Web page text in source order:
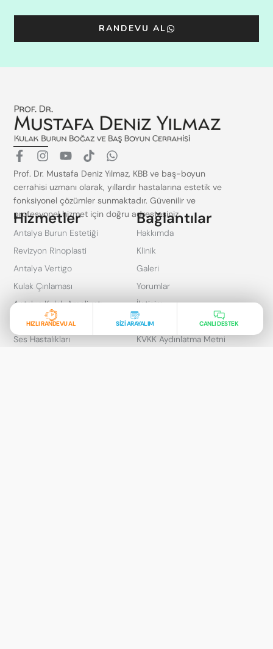
RANDEVU AL
F
c
e
b
o
o
k
-
f
I
n
s
t
a
g
r
a
m
Y
o
u
t
u
b
e
T
k
t
o
k
W
h
a
t
s
a
Prof. Dr. Mustafa Deniz Yılmaz, KBB ve baş-boyun
cerrahisi uzmanı olarak, yıllardır hastalarına estetik ve
fonksiyonel çözümler sunmaktadır. Güvenilir ve
profesyonel hizmet için doğru adrestesiniz.
Hizmetler
Antalya Burun Estetiği
Revizyon Rinoplasti
Antalya Vertigo
Kulak Çınlaması
Antalya Kulak Ameliyatı
Burunda Delik Sorunu
Ses Hastalıkları
Bağlantılar
Hakkımda
Klinik
Galeri
Yorumlar
İletişim
Gizlilik ve Güvenlik
KVKK Aydınlatma Metni
HIZLI RANDEVU AL SİZİ ARAYALIM CANLI DESTEK